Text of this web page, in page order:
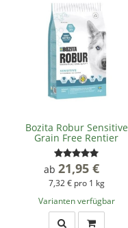
Bozita Robur Sensitive
Grain Free Rentier
ab 21,95 €
7,32 € pro 1 kg
Varianten verfügbar